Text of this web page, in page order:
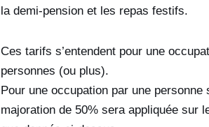
la demi-pension et les repas festifs.
Ces tarifs s’entendent pour une
personnes (ou plus).
Pour une occupation par une personne
majoration de 50% sera appliquée sur